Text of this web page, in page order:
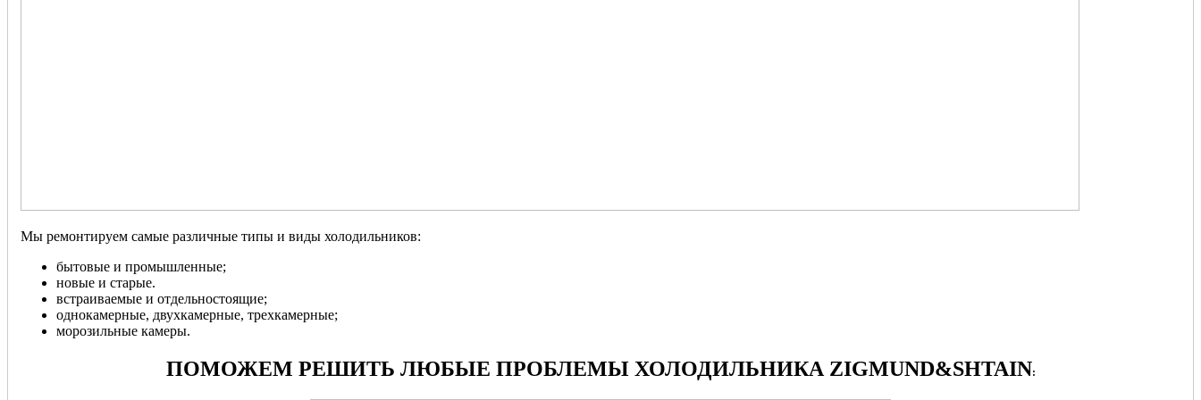
Мы ремонтируем самые различные типы и виды холодильников:
бытовые и промышленные;
новые и старые.
встраиваемые и отдельностоящие;
однокамерные, двухкамерные, трехкамерные;
морозильные камеры.
ПОМОЖЕМ РЕШИТЬ ЛЮБЫЕ ПРОБЛЕМЫ ХОЛОДИЛЬНИКА ZIGMUND&SHTAIN: